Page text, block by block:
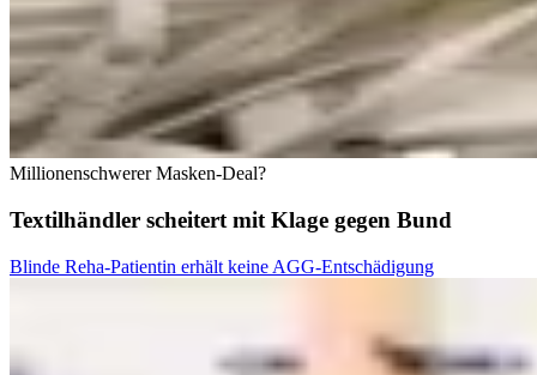
Millionenschwerer Masken-Deal?
Textilhändler scheitert mit Klage gegen Bund
Blinde Reha-Patientin erhält keine AGG-Entschädigung